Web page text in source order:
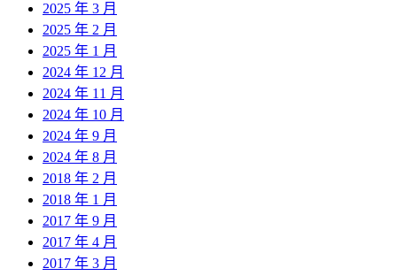
2025 年 3 月
2025 年 2 月
2025 年 1 月
2024 年 12 月
2024 年 11 月
2024 年 10 月
2024 年 9 月
2024 年 8 月
2018 年 2 月
2018 年 1 月
2017 年 9 月
2017 年 4 月
2017 年 3 月